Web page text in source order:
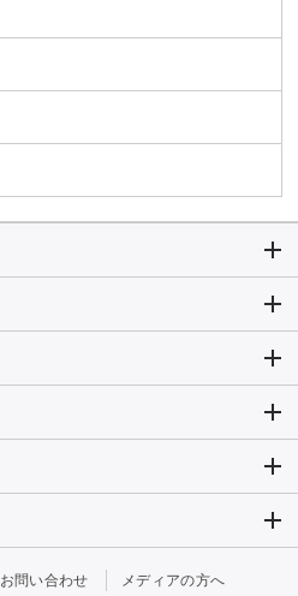
お問い合わせ メディアの方へ